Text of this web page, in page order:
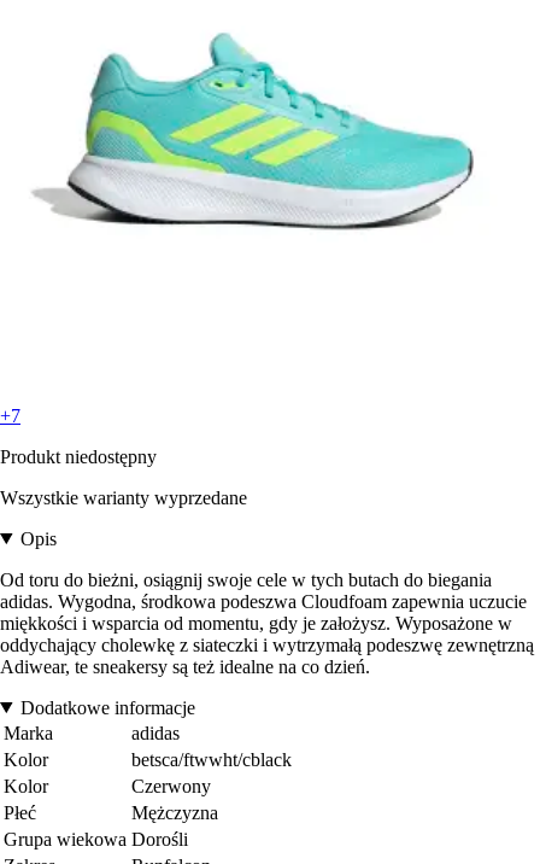
+7
Produkt niedostępny
Wszystkie warianty wyprzedane
Opis
Od toru do bieżni, osiągnij swoje cele w tych butach do biegania
adidas. Wygodna, środkowa podeszwa Cloudfoam zapewnia uczucie
miękkości i wsparcia od momentu, gdy je założysz. Wyposażone w
oddychający cholewkę z siateczki i wytrzymałą podeszwę zewnętrzną
Adiwear, te sneakersy są też idealne na co dzień.
Dodatkowe informacje
Marka
adidas
Kolor
betsca/ftwwht/cblack
Kolor
Czerwony
Płeć
Mężczyzna
Grupa wiekowa Dorośli